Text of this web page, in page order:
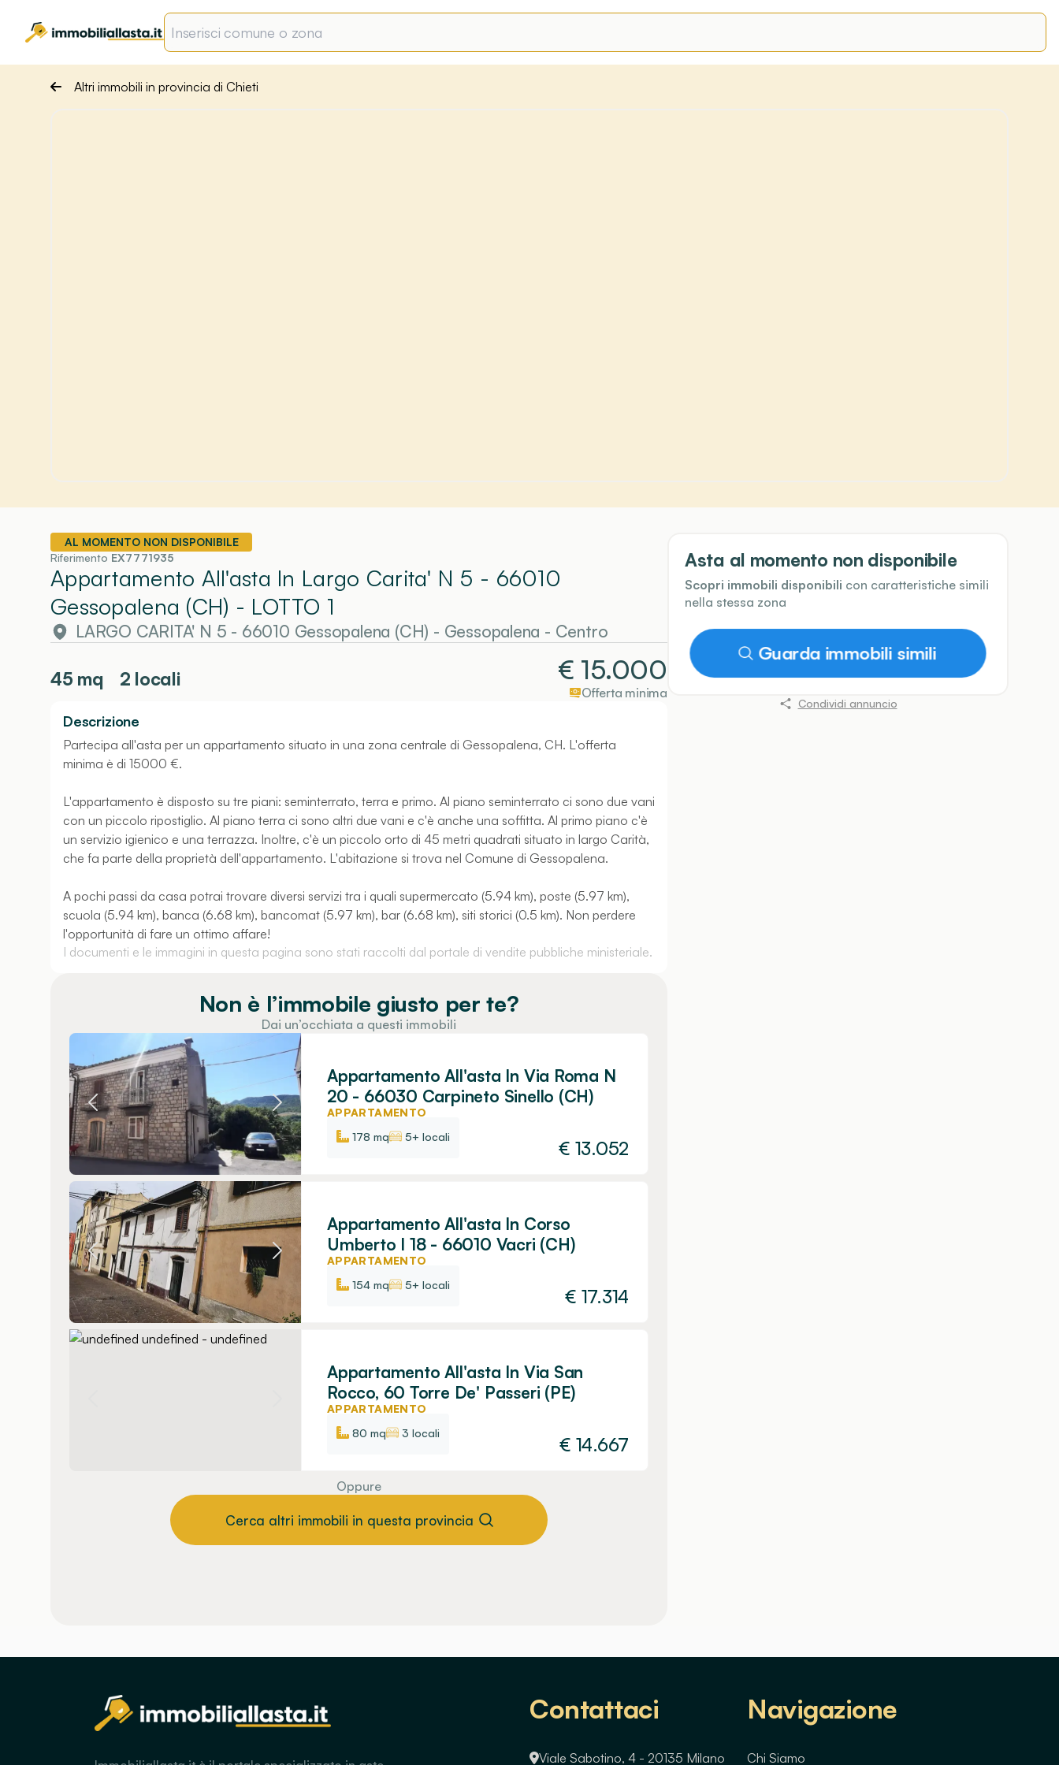
Altri immobili in provincia di Chieti
AL MOMENTO NON DISPONIBILE
Riferimento EX7771935
Appartamento All'asta In Largo Carita' N 5 - 66010
Gessopalena (CH) - LOTTO 1
LARGO CARITA' N 5 - 66010 Gessopalena (CH) - Gessopalena - Centro
45 mq 2 locali € 15.000
Offerta minima
Descrizione
Partecipa all'asta per un appartamento situato in una zona centrale di Gessopalena, CH. L'offerta
minima è di 15000 €.
L'appartamento è disposto su tre piani: seminterrato, terra e primo. Al piano seminterrato ci sono due vani
con un piccolo ripostiglio. Al piano terra ci sono altri due vani e c'è anche una soffitta. Al primo piano c'è
un servizio igienico e una terrazza. Inoltre, c'è un piccolo orto di 45 metri quadrati situato in largo Carità,
che fa parte della proprietà dell'appartamento. L'abitazione si trova nel Comune di Gessopalena.
A pochi passi da casa potrai trovare diversi servizi tra i quali supermercato (5.94 km), poste (5.97 km),
scuola (5.94 km), banca (6.68 km), bancomat (5.97 km), bar (6.68 km), siti storici (0.5 km). Non perdere
l'opportunità di fare un ottimo affare!
I documenti e le immagini in questa pagina sono stati raccolti dal portale di vendite pubbliche ministeriale.
Non è l’immobile giusto per te?
Dai un’occhiata a questi immobili
Appartamento All'asta In Via Roma N
20 - 66030 Carpineto Sinello (CH)
APPARTAMENTO
178 mq
5+ locali
€ 13.052
Appartamento All'asta In Corso
Umberto I 18 - 66010 Vacri (CH)
APPARTAMENTO
154 mq
5+ locali
€ 17.314
Appartamento All'asta In Via San
Rocco, 60 Torre De' Passeri (PE)
APPARTAMENTO
80 mq
3 locali
€ 14.667
Oppure
Cerca altri immobili in questa provincia
Asta al momento non disponibile
Scopri immobili disponibili con caratteristiche simili
nella stessa zona
Guarda immobili simili
Condividi annuncio
Contattaci
Viale Sabotino, 4 - 20135 Milano
Navigazione
Chi Siamo